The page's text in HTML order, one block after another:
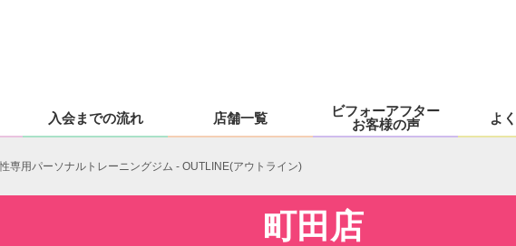
入会までの流れ 店舗一覧
ビフォーアフター
お客様の声
よ
専用パーソナルトレーニングジム - OUTLINE(アウトライン)
町田店